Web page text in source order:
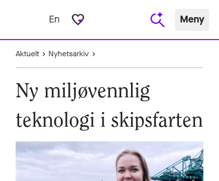
En favorite_border Meny
Aktuelt Nyhetsarkiv
Ny miljøvennlig
teknologi i skipsfarten